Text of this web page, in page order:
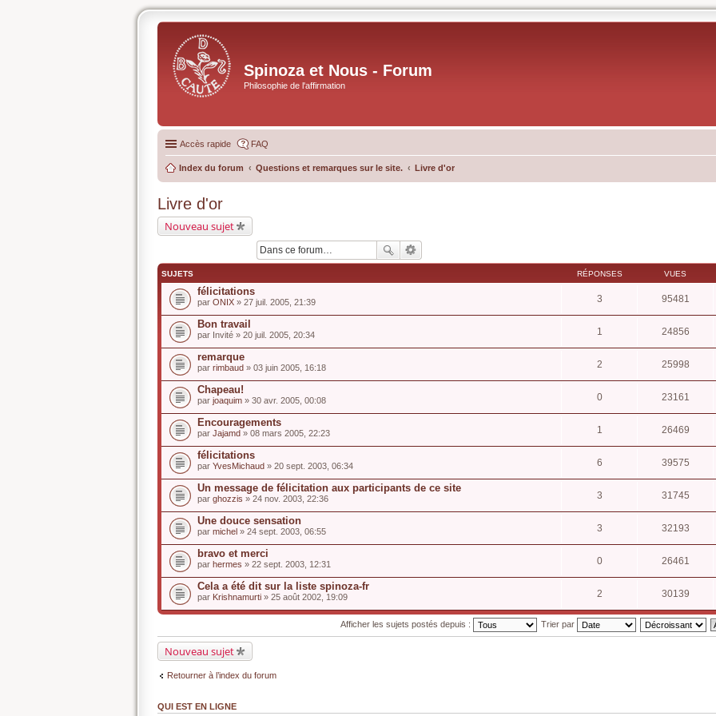
Spinoza et Nous - Forum
Philosophie de l'affirmation
Accès rapide FAQ
Index du forum Questions et remarques sur le site. Livre d'or
Livre d'or
Nouveau sujet
SUJETS RÉPONSES VUES
félicitations
par ONIX » 27 juil. 2005, 21:39 3 95481
Bon travail
par Invité » 20 juil. 2005, 20:34 1 24856
remarque
par rimbaud » 03 juin 2005, 16:18 2 25998
Chapeau!
par joaquim » 30 avr. 2005, 00:08 0 23161
Encouragements
par Jajamd » 08 mars 2005, 22:23 1 26469
félicitations
par YvesMichaud » 20 sept. 2003, 06:34 6 39575
Un message de félicitation aux participants de ce site
par ghozzis » 24 nov. 2003, 22:36 3 31745
Une douce sensation
par michel » 24 sept. 2003, 06:55 3 32193
bravo et merci
par hermes » 22 sept. 2003, 12:31 0 26461
Cela a été dit sur la liste spinoza-fr
par Krishnamurti » 25 août 2002, 19:09 2 30139
Afficher les sujets postés depuis : Trier par
Nouveau sujet
Retourner à l’index du forum
QUI EST EN LIGNE